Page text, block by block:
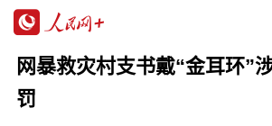
网暴救灾村支书戴“金耳环”
罚